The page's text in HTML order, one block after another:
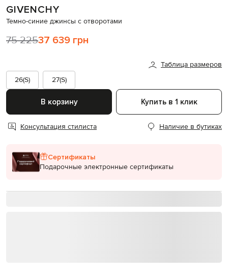
GIVENCHY
Темно-синие джинсы с отворотами
75 22537 639 грн
Таблица размеров
26(S)
27(S)
В корзину Купить в 1 клик
Консультация стилиста Наличие в бутиках
Сертификаты
Подарочные электронные сертификаты